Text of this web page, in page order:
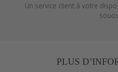
Un service client à votre
soucis
PLUS